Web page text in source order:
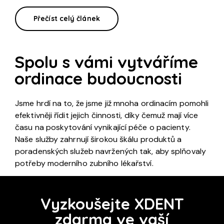
Přečíst celý článek
Spolu s vámi vytváříme
ordinace budoucnosti
Jsme hrdí na to, že jsme již mnoha ordinacím pomohli
efektivněji řídit jejich činnosti, díky čemuž mají více
času na poskytování vynikající péče o pacienty.
Naše služby zahrnují širokou škálu produktů a
poradenských služeb navržených tak, aby splňovaly
potřeby moderního zubního lékařství.
Vyzkoušejte XDENT
zdarma ve vaší